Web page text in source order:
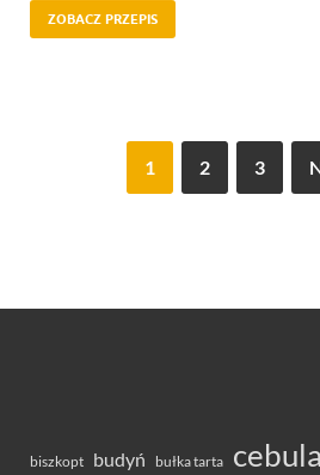
ZOBACZ PRZEPIS
1 2 3
biszkopt budyń bułka tarta cebula